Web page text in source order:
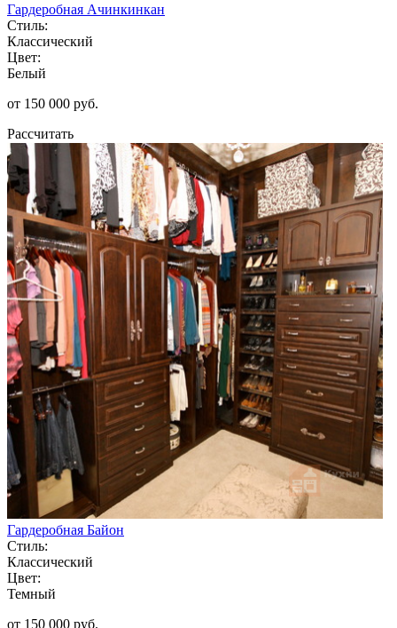
Гардеробная Ачинкинкан
Стиль:
Классический
Цвет:
Белый
от 150 000 руб.
Рассчитать
Гардеробная Байон
Стиль:
Классический
Цвет:
Темный
от 150 000 руб.